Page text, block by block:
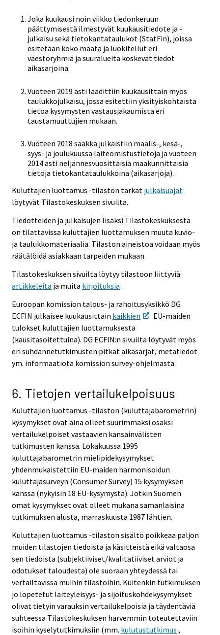
Joka kuukausi noin viikko tiedonkeruun
päättymisestä ilmestyvät kuukausitiedote ja -
julkaisu sekä tietokantataulukot (StatFin), joissa
esitetään koko maata ja luokitellut eri
väestöryhmiä ja suuralueita koskevat tiedot
aikasarjoina.
Vuoteen 2019 asti laadittiin kuukausittain myös
taulukkojulkaisu, jossa esitettiin yksityiskohtaista
tietoa kysymysten vastausjakaumista eri
taustamuuttujien mukaan.
Vuoteen 2018 saakka julkaistiin maalis-, kesä-,
syys- ja joulukuussa laiteomistustietoja ja vuoteen
2014 asti neljännesvuosittaisia maakunnittaisia
tietoja tietokantataulukkoina (aikasarjoja).
Kuluttajien luottamus -tilaston tarkat julkaisuajat
löytyvät Tilastokeskuksen sivuilta.
Tiedotteiden ja julkaisujen lisäksi Tilastokeskuksesta
on tilattavissa kuluttajien luottamuksen muuta kuvio-
ja taulukkomateriaalia. Tilaston aineistoa voidaan myös
räätälöidä asiakkaan tarpeiden mukaan.
Tilastokeskuksen sivuilta löytyy tilastoon liittyviä
artikkeleita ja muita kirjoituksia .
Euroopan komission talous- ja rahoitusyksikkö DG
ECFIN julkaisee kuukausittain kaikkien
EU-maiden
tulokset kuluttajien luottamuksesta
(kausitasoitettuina). DG ECFIN:n sivuilta löytyvät myös
eri suhdannetutkimusten pitkät aikasarjat, metatiedot
ym. informaatiota komission survey-ohjelmasta.
6. Tietojen vertailukelpoisuus
Kuluttajien luottamus -tilaston (kuluttajabarometrin)
kysymykset ovat aina olleet suurimmaksi osaksi
vertailukelpoiset vastaavien kansainvälisten
tutkimusten kanssa. Lokakuussa 1995
kuluttajabarometrin mielipidekysymykset
yhdenmukaistettiin EU-maiden harmonisoidun
kuluttajasurveyn (Consumer Survey) 15 kysymyksen
kanssa (nykyisin 18 EU-kysymystä). Jotkin Suomen
omat kysymykset ovat olleet mukana samanlaisina
tutkimuksen alusta, marraskuusta 1987 lähtien.
Kuluttajien luottamus -tilaston sisältö poikkeaa paljon
muiden tilastojen tiedoista ja käsitteistä eikä valtaosa
sen tiedoista (subjektiiviset/kvalitatiiviset arviot ja
odotukset taloudesta) ole suoraan yhteydessä tai
vertailtavissa muihin tilastoihin. Kuitenkin tutkimuksen
jo lopetetut laiteyleisyys- ja sijoituskohdekysymykset
olivat tietyin varauksin vertailukelpoisia ja täydentäviä
suhteessa Tilastokeskuksen harvemmin toteutettaviin
isoihin kyselytutkimuksiin (mm. kulutustutkimus ,